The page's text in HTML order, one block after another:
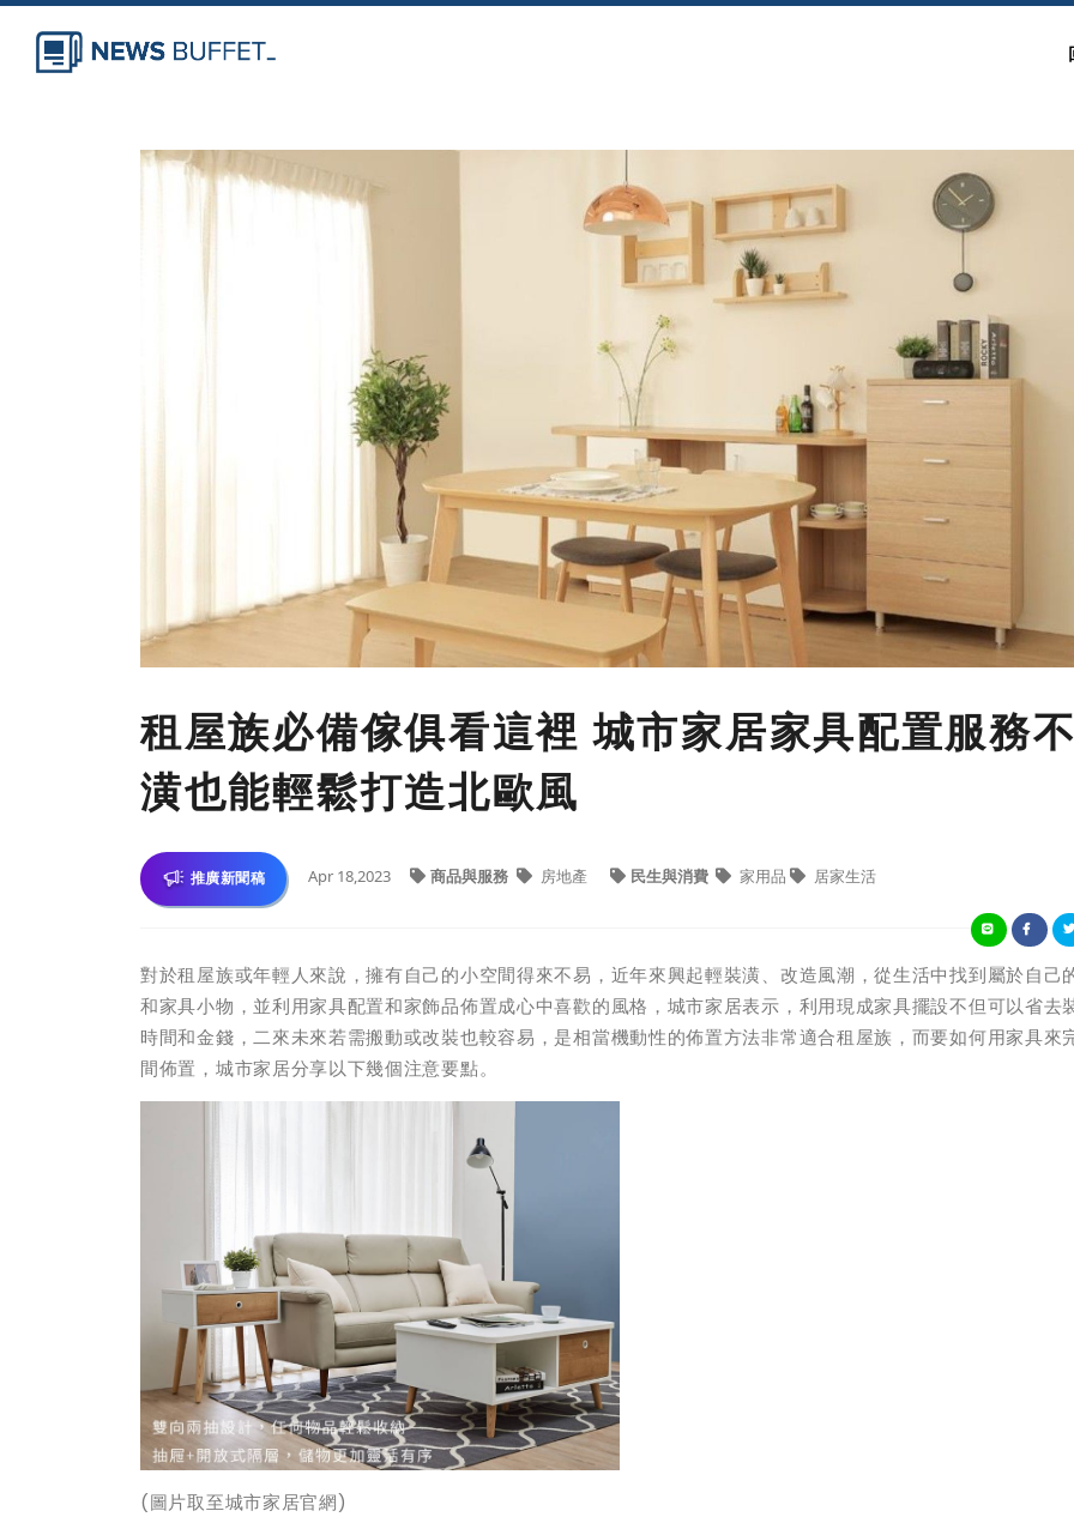
租屋族必備傢俱看這裡 城市家居家具配置服務
潢也能輕鬆打造北歐風
推廣新聞稿 Apr 18,2023 商品與服務 房地產 民生與消費 家用品 居家生活
對於租屋族或年輕人來說，擁有自己的小空間得來不易，近年來興起輕裝潢、改造風潮，從生活中找到屬於自己
和家具小物，並利用家具配置和家飾品佈置成心中喜歡的風格，城市家居表示，利用現成家具擺設不但可以省去
時間和金錢，二來未來若需搬動或改裝也較容易，是相當機動性的佈置方法非常適合租屋族，而要如何用家具來
間佈置，城市家居分享以下幾個注意要點。
(圖片取至城市家居官網)